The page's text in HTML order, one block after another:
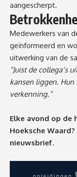
aangescherpt.
Medewerkers van
geïnformeerd en
uitwerking van de
“Juist de collega’s
kansen liggen.
verkenning.”
Elke avond op de
Hoeksche
nieuwsbrief.